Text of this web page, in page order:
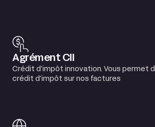
Agrément CII
Crédit d’impôt innovation. Vous permet
crédit d’impôt sur nos factures